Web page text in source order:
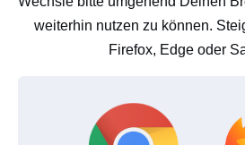
weiterhin nutzen zu können.
Firefox, Edge oder